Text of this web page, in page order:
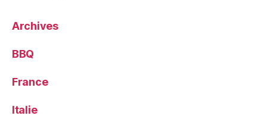
Archives
BBQ
France
Italie